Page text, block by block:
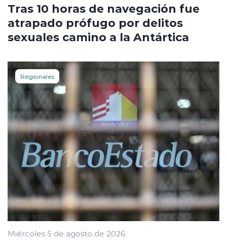
Tras 10 horas de navegación fue
atrapado prófugo por delitos
sexuales camino a la Antártica
Regionales
Miércoles 5 de agosto de 2026